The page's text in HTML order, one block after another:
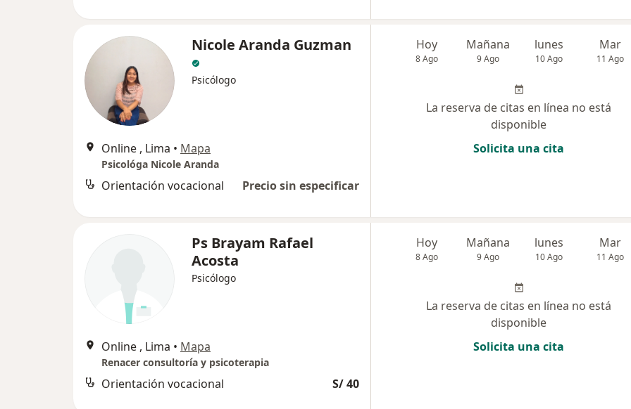
Nicole Aranda Guzman
Psicólogo
Online , Lima • Mapa
Psicológa Nicole Aranda
Orientación vocacional Precio sin especificar
Hoy
8 Ago
Mañana
9 Ago
lunes
10 Ago
Mar
11 Ago
La reserva de citas en línea no está
disponible
Solicita una cita
Ps Brayam Rafael
Acosta
Psicólogo
Online , Lima • Mapa
Renacer consultoría y psicoterapia
Orientación vocacional S/ 40
Hoy
8 Ago
Mañana
9 Ago
lunes
10 Ago
Mar
11 Ago
La reserva de citas en línea no está
disponible
Solicita una cita